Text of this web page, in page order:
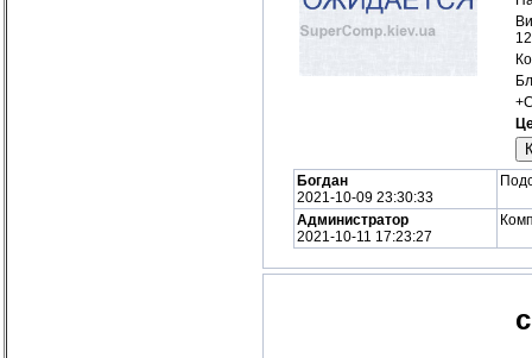
Богдан
2021-10-09 23:30:33
Администратор
2021-10-11 17:23:27